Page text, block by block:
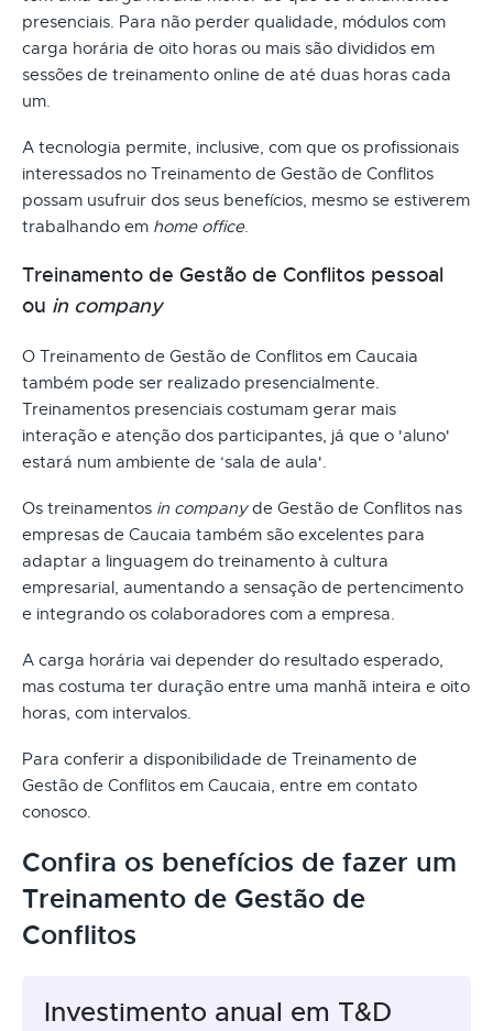
presenciais. Para não perder qualidade, módulos com
carga horária de oito horas ou mais são divididos em
sessões de treinamento online de até duas horas cada
um.
A tecnologia permite, inclusive, com que os profissionais
interessados no Treinamento de Gestão de Conflitos
possam usufruir dos seus benefícios, mesmo se estiverem
trabalhando em home office.
Treinamento de Gestão de Conflitos pessoal
ou in company
O Treinamento de Gestão de Conflitos em Caucaia
também pode ser realizado presencialmente.
Treinamentos presenciais costumam gerar mais
interação e atenção dos participantes, já que o 'aluno'
estará num ambiente de ‘sala de aula'.
Os treinamentos in companyde Gestão de Conflitos nas
empresas de Caucaia também são excelentes para
adaptar a linguagem do treinamento à cultura
empresarial, aumentando a sensação de pertencimento
e integrando os colaboradores com a empresa.
A carga horária vai depender do resultado esperado,
mas costuma ter duração entre uma manhã inteira e oito
horas, com intervalos.
Para conferir a disponibilidade de Treinamento de
Gestão de Conflitos em Caucaia, entre em contato
conosco.
Confira os benefícios de fazer um
Treinamento de Gestão de
Conflitos
Investimento anual em T&D